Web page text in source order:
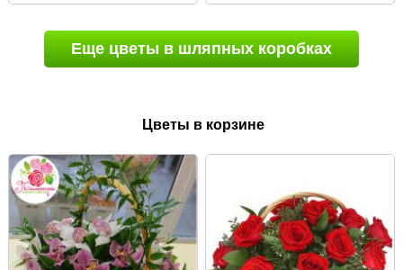
Еще цветы в шляпных коробках
Цветы в корзине